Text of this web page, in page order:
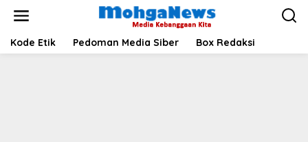
Kode Etik Pedoman Media Siber Box Redaksi